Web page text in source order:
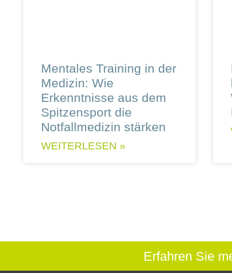
Mentales Training in der
Medizin: Wie
Erkenntnisse aus dem
Spitzensport die
Notfallmedizin stärken
WEITERLESEN »
Erfahren Sie